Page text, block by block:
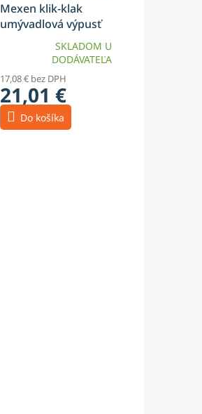
Mexen klik-klak
umývadlová výpusť
bez prepadu guľatá
keramická tmavá
79910-48
SKLADOM U
DODÁVATEĽA
17,08 € bez DPH
21,01 €
Do košíka